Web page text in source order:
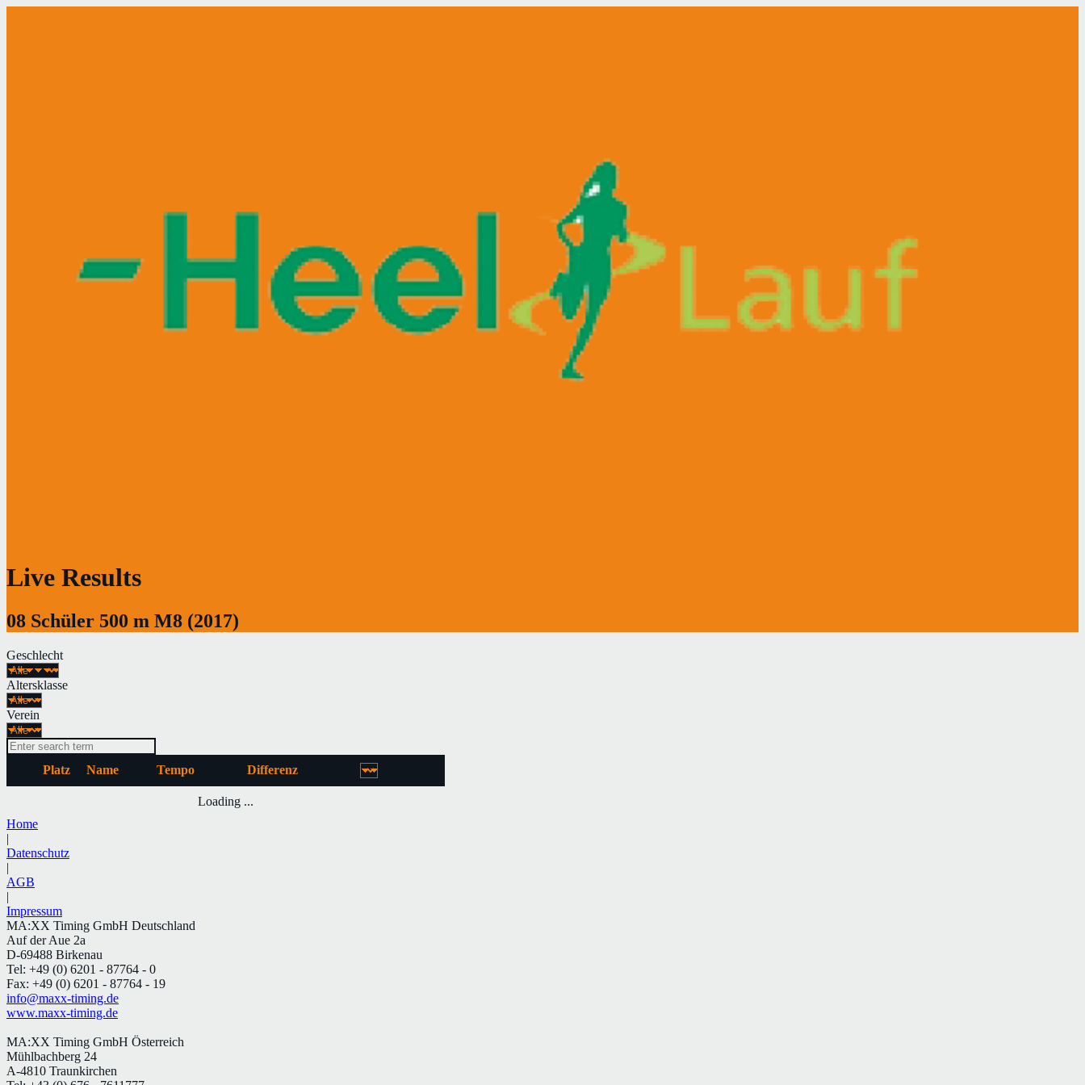
Live Results
08 Schüler 500 m M8 (2017)
Geschlecht
Altersklasse
Verein
Platz Name Tempo Differenz
Loading ...
Home
|
Datenschutz
|
AGB
|
Impressum
MA:XX Timing GmbH Deutschland
Auf der Aue 2a
D-69488 Birkenau
Tel: +49 (0) 6201 - 87764 - 0
Fax: +49 (0) 6201 - 87764 - 19
info@maxx-timing.de
www.maxx-timing.de
MA:XX Timing GmbH Österreich
Mühlbachberg 24
A-4810 Traunkirchen